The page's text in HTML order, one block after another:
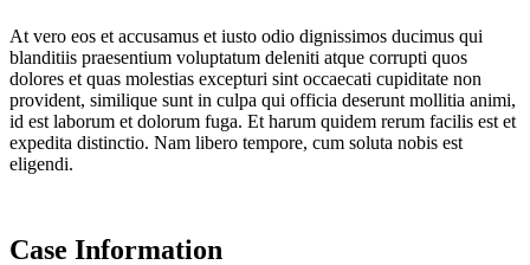
At vero eos et accusamus et iusto odio dignissimos ducimus qui
blanditiis praesentium voluptatum deleniti atque corrupti quos
dolores et quas molestias excepturi sint occaecati cupiditate non
provident, similique sunt in culpa qui officia deserunt mollitia animi,
id est laborum et dolorum fuga. Et harum quidem rerum facilis est et
expedita distinctio. Nam libero tempore, cum soluta nobis est
eligendi.
Case Information